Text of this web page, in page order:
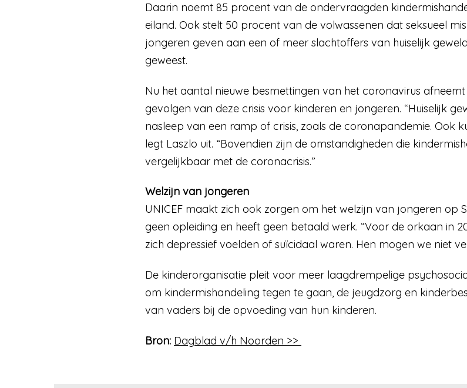
Daarin noemt 85 procent van de ondervraagden
eiland. Ook stelt 50 procent van de volwassenen dat seksueel
jongeren geven aan een of meer slachtoffers van huiselijk
geweest.
Nu het aantal nieuwe besmettingen van het coronavirus
gevolgen van deze crisis voor kinderen en jongeren. “Huiselijk
nasleep van een ramp of crisis, zoals de coronapandemie. Ook
legt Laszlo uit. “Bovendien zijn de omstandigheden die
vergelijkbaar met de coronacrisis.”
Welzijn van jongeren
UNICEF maakt zich ook zorgen om het welzijn van jongeren op
geen opleiding en heeft geen betaald werk. “Voor de orkaan in
zich depressief voelden of suïcidaal waren. Hen mogen we niet
De kinderorganisatie pleit voor meer laagdrempelige
om kindermishandeling tegen te gaan, de jeugdzorg en
van vaders bij de opvoeding van hun kinderen.
Bron: Dagblad v/h Noorden >>